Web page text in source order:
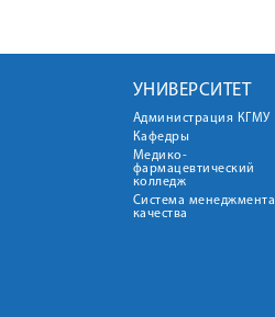
УНИВЕРСИТЕТ
Администрация КГМУ
Кафедры
Медико-
фармацевтический
колледж
Система менеджмента
качества